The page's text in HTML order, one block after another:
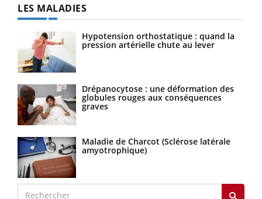
LES MALADIES
Hypotension orthostatique : quand la
pression artérielle chute au lever
Drépanocytose : une déformation des
globules rouges aux conséquences
graves
Maladie de Charcot (Sclérose latérale
amyotrophique)